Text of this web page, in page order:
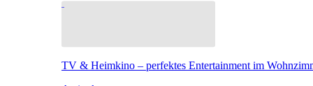
TV & Heimkino – perfektes Entertainment im